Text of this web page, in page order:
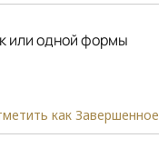
или одной формы
как Завершенное